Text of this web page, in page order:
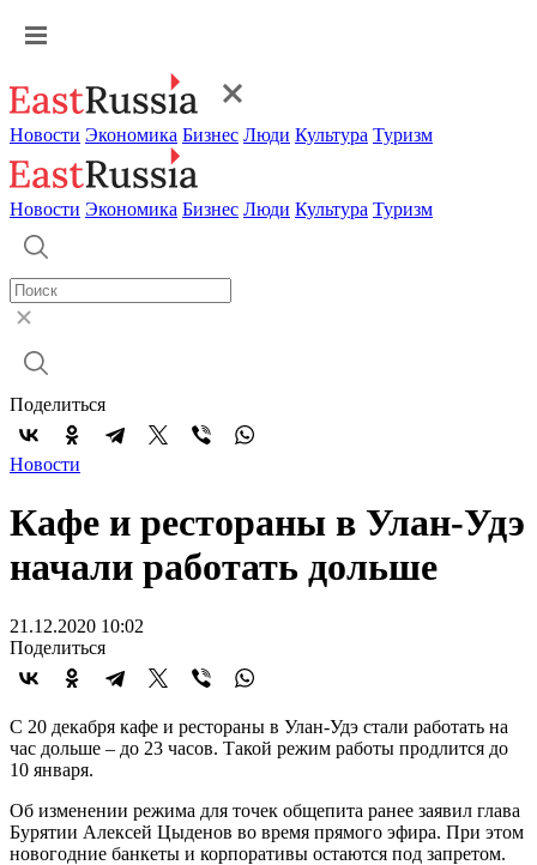
Новости Экономика Бизнес Люди Культура Туризм
Новости Экономика Бизнес Люди Культура Туризм
Поделиться
Новости
Кафе и рестораны в Улан-Удэ
начали работать дольше
21.12.2020 10:02
Поделиться
С 20 декабря кафе и рестораны в Улан-Удэ стали работать на
час дольше – до 23 часов. Такой режим работы продлится до
10 января.
Об изменении режима для точек общепита ранее заявил глава
Бурятии Алексей Цыденов во время прямого эфира. При этом
новогодние банкеты и корпоративы остаются под запретом.